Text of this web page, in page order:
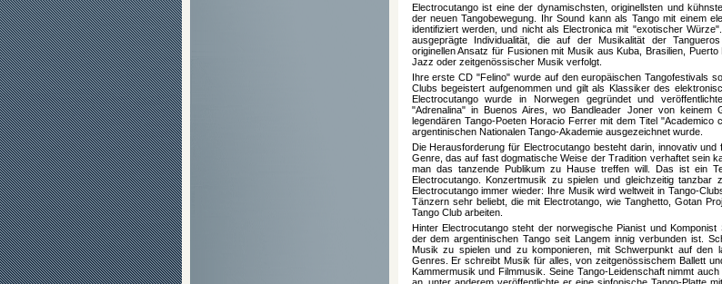
Electrocutango ist eine der dynamischsten, originellsten und
der neuen Tangobewegung. Ihr Sound kann als Tango mit einem
identifiziert werden, und nicht als Electronica mit "exotischer
ausgeprägte Individualität, die auf der Musikalität der
originellen Ansatz für Fusionen mit Musik aus Kuba, Brasilien, Puerto
Jazz oder zeitgenössischer Musik verfolgt.
Ihre erste CD "Felino" wurde auf den europäischen Tangofestivals
Clubs begeistert aufgenommen und gilt als Klassiker des
Electrocutango wurde in Norwegen gegründet und
"Adrenalina" in Buenos Aires, wo Bandleader Joner von keinem
legendären Tango-Poeten Horacio Ferrer mit dem Titel "Academico
argentinischen Nationalen Tango-Akademie ausgezeichnet wurde.
Die Herausforderung für Electrocutango besteht darin, innovativ und
Genre, das auf fast dogmatische Weise der Tradition verhaftet sein
man das tanzende Publikum zu Hause treffen will. Das ist ein
Electrocutango. Konzertmusik zu spielen und gleichzeitig tanzbar
Electrocutango immer wieder: Ihre Musik wird weltweit in Tango-
Tänzern sehr beliebt, die mit Electrotango, wie Tanghetto, Gotan
Tango Club arbeiten.
Hinter Electrocutango steht der norwegische Pianist und Komponist
der dem argentinischen Tango seit Langem innig verbunden ist.
Musik zu spielen und zu komponieren, mit Schwerpunkt auf den
Genres. Er schreibt Musik für alles, von zeitgenössischem Ballett
Kammermusik und Filmmusik. Seine Tango-Leidenschaft nimmt
an, unter anderem veröffentlichte er eine sinfonische Tango-Platte